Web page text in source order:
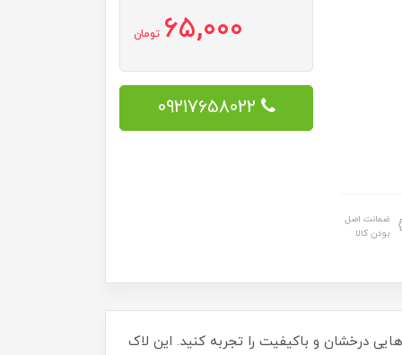
ضمانت اصل
بودن کالا
65,000 تومان
09217658022
حرفه‌ای و پوشش‌دهی عالی، ناخن‌هایی درخشان و باکیفیت را تجربه کنید. این لاک